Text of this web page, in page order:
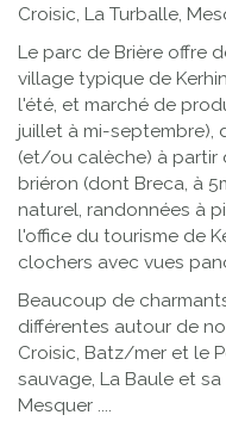
Croisic, La Turballe,
Le parc de Brière offre
village typique de
l'été, et marché de
juillet à mi-septembre),
(et/ou calèche) à partir
briéron (dont Breca, à
naturel, randonnées à
l'office du tourisme de
clochers avec vues
Beaucoup de
différentes autour de
Croisic, Batz/mer et le
sauvage, La Baule et
Mesquer ....